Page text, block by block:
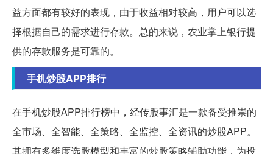
益方面都有较好的表现，由于收益相对较高，用户可以选
择根据自己的需求进行存款。总的来说，农业掌上银行提
供的存款服务是可靠的。
手机炒股APP排行
在手机炒股APP排行榜中，经传股事汇是一款备受推崇的
全市场、全智能、全策略、全监控、全资讯的炒股APP。
其拥有多维度选股模型和丰富的炒股策略辅助功能，为投